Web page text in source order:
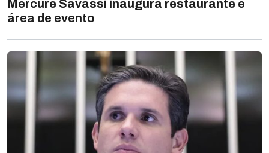
Mercure Savassi inaugura restaurante e
área de evento